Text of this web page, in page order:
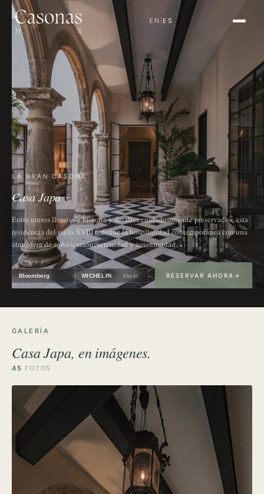
EN ES
LA GRAN CASONA
Casa Japa
Entre muros llenos de historia y detalles cuidadosamente preservados, esta
residencia del siglo XVIII redefine la hospitalidad contemporánea con una
atmósfera de sofisticación, serenidad y autenticidad.
Bloomberg MICHELIN Guide RESERVAR AHORA
GALERÍA
Casa Japa, en imágenes.
45 FOTOS